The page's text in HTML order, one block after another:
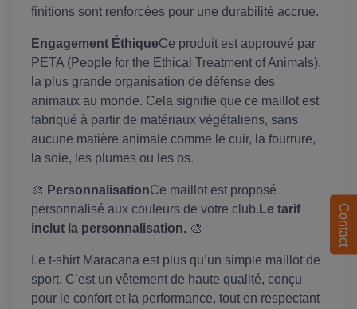
finitions sont renforcées pour une durabilité accrue.
Engagement ÉthiqueCe produit est approuvé par
PETA (People for the Ethical Treatment of Animals),
la plus grande organisation de défense des
animaux au monde. Cela signifie que ce maillot est
fabriqué à partir de matériaux végétaliens, sans
aucune matière animale comme le cuir, la fourrure,
la soie, les plumes ou les os.
🎨 PersonnalisationCe maillot est proposé
personnalisé aux couleurs de votre club. Le tarif
inclut la personnalisation. 🎨
Le t-shirt Maracana est plus qu’un simple maillot de
sport. C’est un vêtement de haute qualité, conçu
pour le confort et la performance, tout en respectant
Contact